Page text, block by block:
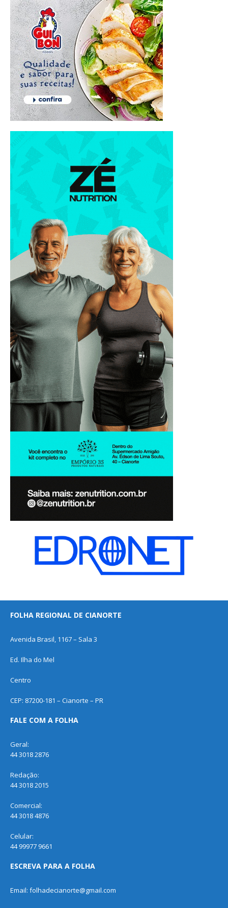
FOLHA REGIONAL DE CIANORTE
Avenida Brasil, 1167 – Sala 3
Ed. Ilha do Mel
Centro
CEP: 87200-181 – Cianorte – PR
FALE COM A FOLHA
Geral:
44 3018 2876
Redação:
44 3018 2015
Comercial:
44 3018 4876
Celular:
44 99977 9661
ESCREVA PARA A FOLHA
Email: folhadecianorte@gmail.com